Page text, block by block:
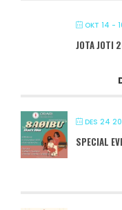
OKT 14 -
JOTA JOTI
DES 24
SPECIAL